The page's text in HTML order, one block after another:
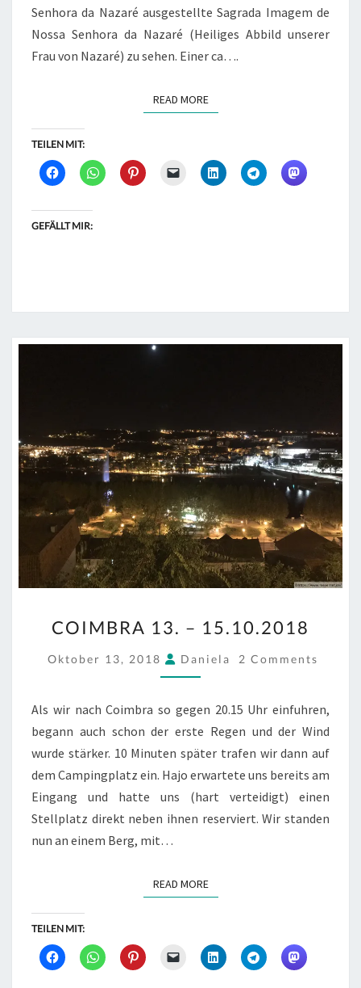
Senhora da Nazaré ausgestellte Sagrada Imagem de
Nossa Senhora da Nazaré (Heiliges Abbild unserer
Frau von Nazaré) zu sehen. Einer ca….
READ MOREREAD MORE
TEILEN MIT:
GEFÄLLT MIR:
13.
–
15.10.2018
COIMBRA 13. – 15.10.2018
Oktober 13, 2018 Daniela COMMENTS
2 Comments
Als wir nach Coimbra so gegen 20.15 Uhr einfuhren,
begann auch schon der erste Regen und der Wind
wurde stärker. 10 Minuten später trafen wir dann auf
dem Campingplatz ein. Hajo erwartete uns bereits am
Eingang und hatte uns (hart verteidigt) einen
Stellplatz direkt neben ihnen reserviert. Wir standen
nun an einem Berg, mit…
READ MOREREAD MORE
TEILEN MIT: